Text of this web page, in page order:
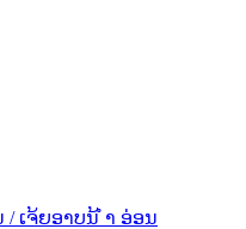
/ ເຈ້ຍອາບນ້ ຳ ອ່ອນ